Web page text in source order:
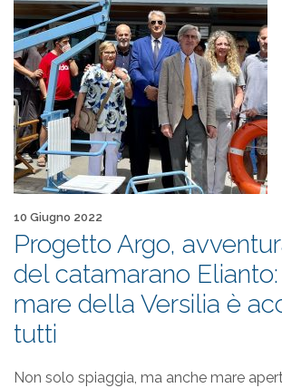
Pubblicato il
10 Giugno 2022
Progetto Argo,
del catamarano
mare della Versilia è
tutti
Non solo spiaggia, ma anche mare